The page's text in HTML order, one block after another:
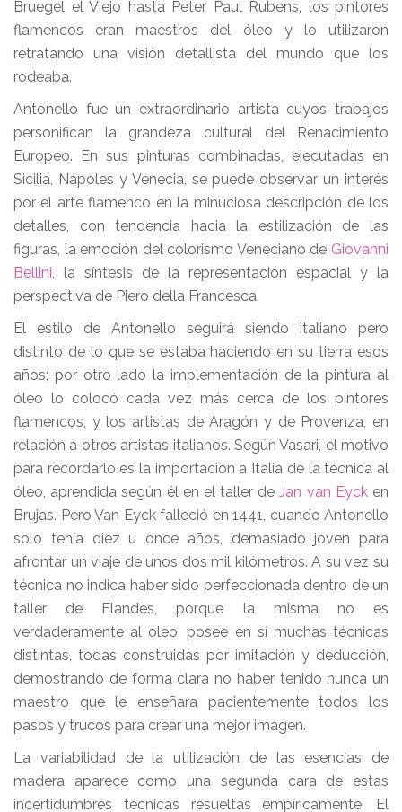
Bruegel el Viejo hasta Peter Paul Rubens, los pintores
flamencos eran maestros del óleo y lo utilizaron
retratando una visión detallista del mundo que los
rodeaba.
Antonello fue un extraordinario artista cuyos trabajos
personifican la grandeza cultural del Renacimiento
Europeo. En sus pinturas combinadas, ejecutadas en
Sicilia, Nápoles y Venecia, se puede observar un interés
por el arte flamenco en la minuciosa descripción de los
detalles, con tendencia hacia la estilización de las
figuras, la emoción del colorismo Veneciano de Giovanni
Bellini , la síntesis de la representación espacial y la
perspectiva de Piero della Francesca.
El estilo de Antonello seguirá siendo italiano pero
distinto de lo que se estaba haciendo en su tierra esos
años; por otro lado la implementación de la pintura al
óleo lo colocó cada vez más cerca de los pintores
flamencos, y los artistas de Aragón y de Provenza, en
relación a otros artistas italianos. Según Vasari, el motivo
para recordarlo es la importación a Italia de la técnica al
óleo, aprendida según él en el taller deJan van Eycken
Brujas. Pero Van Eyck falleció en 1441, cuando Antonello
solo tenía diez u once años, demasiado joven para
afrontar un viaje de unos dos mil kilómetros. A su vez su
técnica no indica haber sido perfeccionada dentro de un
taller de Flandes, porque la misma no es
verdaderamente al óleo, posee en sí muchas técnicas
distintas, todas construidas por imitación y deducción,
demostrando de forma clara no haber tenido nunca un
maestro que le enseñara pacientemente todos los
pasos y trucos para crear una mejor imagen.
La variabilidad de la utilización de las esencias de
madera aparece como una segunda cara de estas
incertidumbres técnicas resueltas empíricamente. El